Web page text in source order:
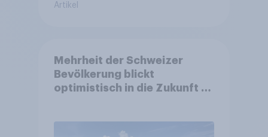
Artikel
Mehrheit der Schweizer
Bevölkerung blickt
optimistisch in die Zukunft –
Altersvorsorge